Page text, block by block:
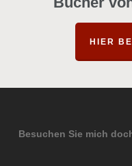
HIER
Besuchen Sie mich